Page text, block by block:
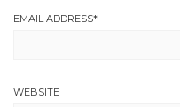
EMAIL ADDRESS*
WEBSITE